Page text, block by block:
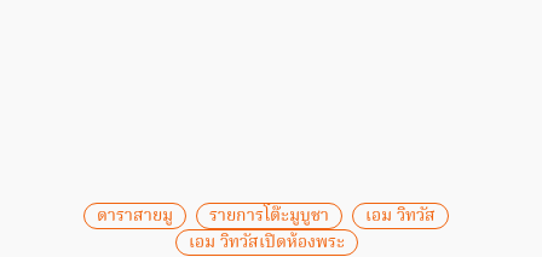
ดาราสายมู รายการโต๊ะมูบูชา
เอม วิทวัส
เอม วิทวัสเปิดห้องพระ